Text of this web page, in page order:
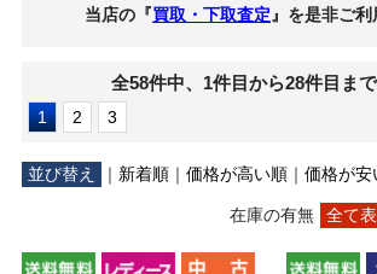
当店の『買取・下取査定 』を是非ご利
全58件中、1件目から28件目ま
1 2 3
並び替え ｜ 新着順｜ 価格が高い順｜ 価格が安
在庫の有無 全て